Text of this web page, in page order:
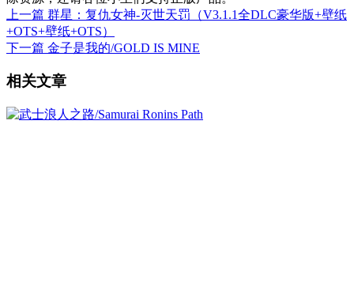
上一篇 群星：复仇女神-灭世天罚（V3.1.1全DLC豪华版+壁纸
+OTS+壁纸+OTS）
下一篇 金子是我的/GOLD IS MINE
相关文章